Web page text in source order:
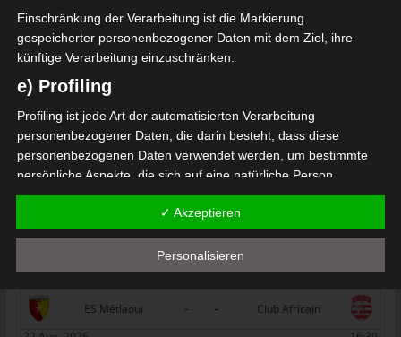
SPIELTAG 1
22 Aug. 2026
16:30
PS Sakiet Eddaïer
Stade Tunisien
- -
CS Sfax
22 Aug. 2026
16:30
ES Hammam Sousse
- -
US Monastir
- -
ES Métlaoui
- -
Club Africain
Einschränkung der Verarbeitung ist die Markierung
gespeicherter personenbezogener Daten mit dem Ziel, ihre
künftige Verarbeitung einzuschränken.
e) Profiling
Profiling ist jede Art der automatisierten Verarbeitung
personenbezogener Daten, die darin besteht, dass diese
personenbezogenen Daten verwendet werden, um bestimmte
persönliche Aspekte, die sich auf eine natürliche Person
beziehen, zu bewerten, insbesondere, um Aspekte bezüglich
Arbeitsleistung, wirtschaftlicher Lage, Gesundheit, persönlicher
Vorlieben, Interessen, Zuverlässigkeit, Verhalten, Aufenthaltsort
oder Ortswechsel dieser natürlichen Person zu analysieren oder
vorherzusagen.
f) Pseudonymisierung
Pseudonymisierung ist die Verarbeitung personenbezogener
✓ Akzeptieren
Personalisieren